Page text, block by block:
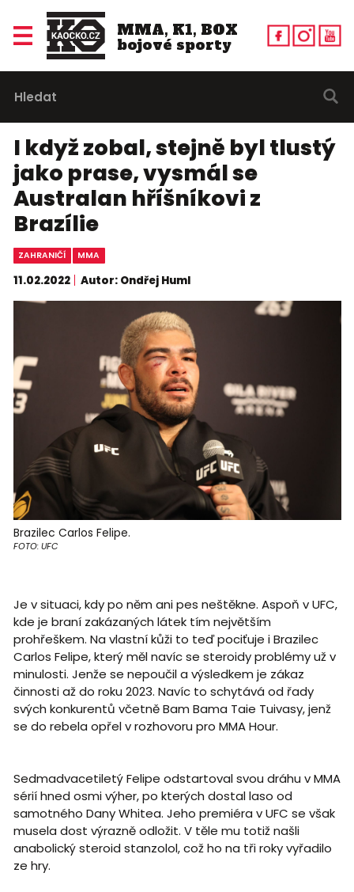
MMA, K1, BOX
bojové sporty
I když zobal, stejně byl tlustý
jako prase, vysmál se
Australan hříšníkovi z
Brazílie
ZAHRANIČÍ MMA
11.02.2022 Autor: Ondřej Huml
Brazilec Carlos Felipe.
FOTO: UFC
Je v situaci, kdy po něm ani pes neštěkne. Aspoň v UFC,
kde je braní zakázaných látek tím největším
prohřeškem. Na vlastní kůži to teď pociťuje i Brazilec
Carlos Felipe, který měl navíc se steroidy problémy už v
minulosti. Jenže se nepoučil a výsledkem je zákaz
činnosti až do roku 2023. Navíc to schytává od řady
svých konkurentů včetně Bam Bama Taie Tuivasy, jenž
se do rebela opřel v rozhovoru pro MMA Hour.
Sedmadvacetiletý Felipe odstartoval svou dráhu v MMA
sérií hned osmi výher, po kterých dostal laso od
samotného Dany Whitea. Jeho premiéra v UFC se však
musela dost výrazně odložit. V těle mu totiž našli
anabolický steroid stanzolol, což ho na tři roky vyřadilo
ze hry.